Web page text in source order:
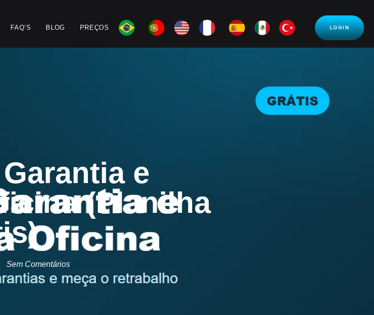
FAQ’S BLOG PREÇOS LOGIN
e
(Planilha
Sem Comentários